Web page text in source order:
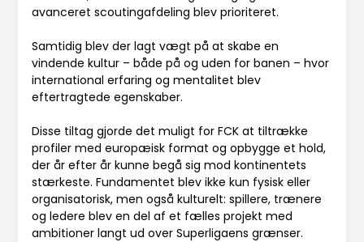
avanceret scoutingafdeling blev prioriteret.
Samtidig blev der lagt vægt på at skabe en
vindende kultur – både på og uden for banen – hvor
international erfaring og mentalitet blev
eftertragtede egenskaber.
Disse tiltag gjorde det muligt for FCK at tiltrække
profiler med europæisk format og opbygge et hold,
der år efter år kunne begå sig mod kontinentets
stærkeste. Fundamentet blev ikke kun fysisk eller
organisatorisk, men også kulturelt: spillere, trænere
og ledere blev en del af et fælles projekt med
ambitioner langt ud over Superligaens grænser.